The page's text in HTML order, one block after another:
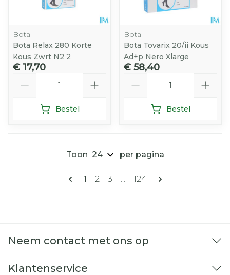
Bota
Bota Relax 280 Korte
Kous Zwrt N2 2
€ 17,70
Bestel
Bota
Bota Tovarix 20/ii Kous
Ad+p Nero Xlarge
€ 58,40
Bestel
Pagina's
U lees momenteel pagina
1 Pagina
2 Pagina
3 ... Pagina
124
Toon per pagina
Neem contact met ons op
Klantenservice